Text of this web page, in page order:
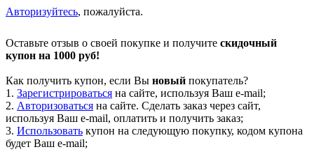
Авторизуйтесь, пожалуйста.
Оставьте отзыв о своей покупке и получите скидочный
купон на 1000 руб!
Как получить купон, если Вы новый покупатель?
1. Зарегистрироваться на сайте, используя Ваш e-mail;
2. Авторизоваться на сайте. Сделать заказ через сайт,
используя Ваш e-mail, оплатить и получить заказ;
3. Использовать купон на следующую покупку, кодом купона
будет Ваш e-mail;